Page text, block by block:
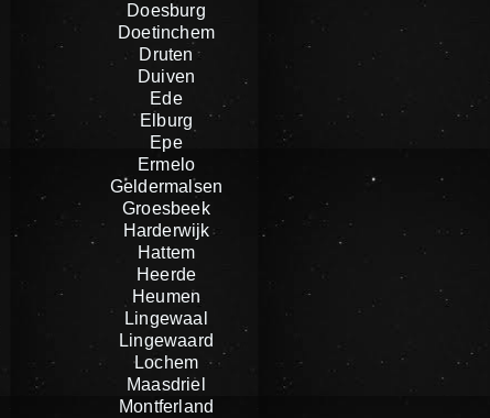
Doesburg
Doetinchem
Druten
Duiven
Ede
Elburg
Epe
Ermelo
Geldermalsen
Groesbeek
Harderwijk
Hattem
Heerde
Heumen
Lingewaal
Lingewaard
Lochem
Maasdriel
Montferland